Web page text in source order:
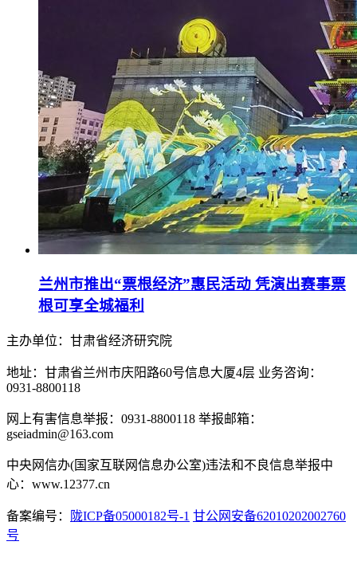
兰州市推出“票根经济”惠民活动 凭演出赛事票
根可享全城福利
主办单位：甘肃省经济研究院
地址：甘肃省兰州市庆阳路60号信息大厦4层 业务咨询：
0931-8800118
网上有害信息举报：0931-8800118 举报邮箱：
gseiadmin@163.com
中央网信办(国家互联网信息办公室)违法和不良信息举报中
心：www.12377.cn
备案编号： 陇ICP备05000182号-1 甘公网安备62010202002760
号